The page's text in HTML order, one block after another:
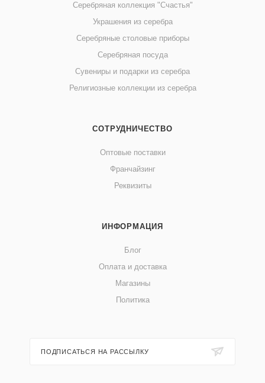
Серебряная коллекция "Счастья"
Украшения из серебра
Серебряные столовые приборы
Серебряная посуда
Сувениры и подарки из серебра
Религиозные коллекции из серебра
СОТРУДНИЧЕСТВО
Оптовые поставки
Франчайзинг
Реквизиты
ИНФОРМАЦИЯ
Блог
Оплата и доставка
Магазины
Политика
ПОДПИСАТЬСЯ НА РАССЫЛКУ